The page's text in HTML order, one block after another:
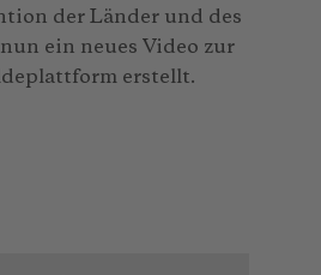
der Länder und des
ein neues Video zur
erstellt.